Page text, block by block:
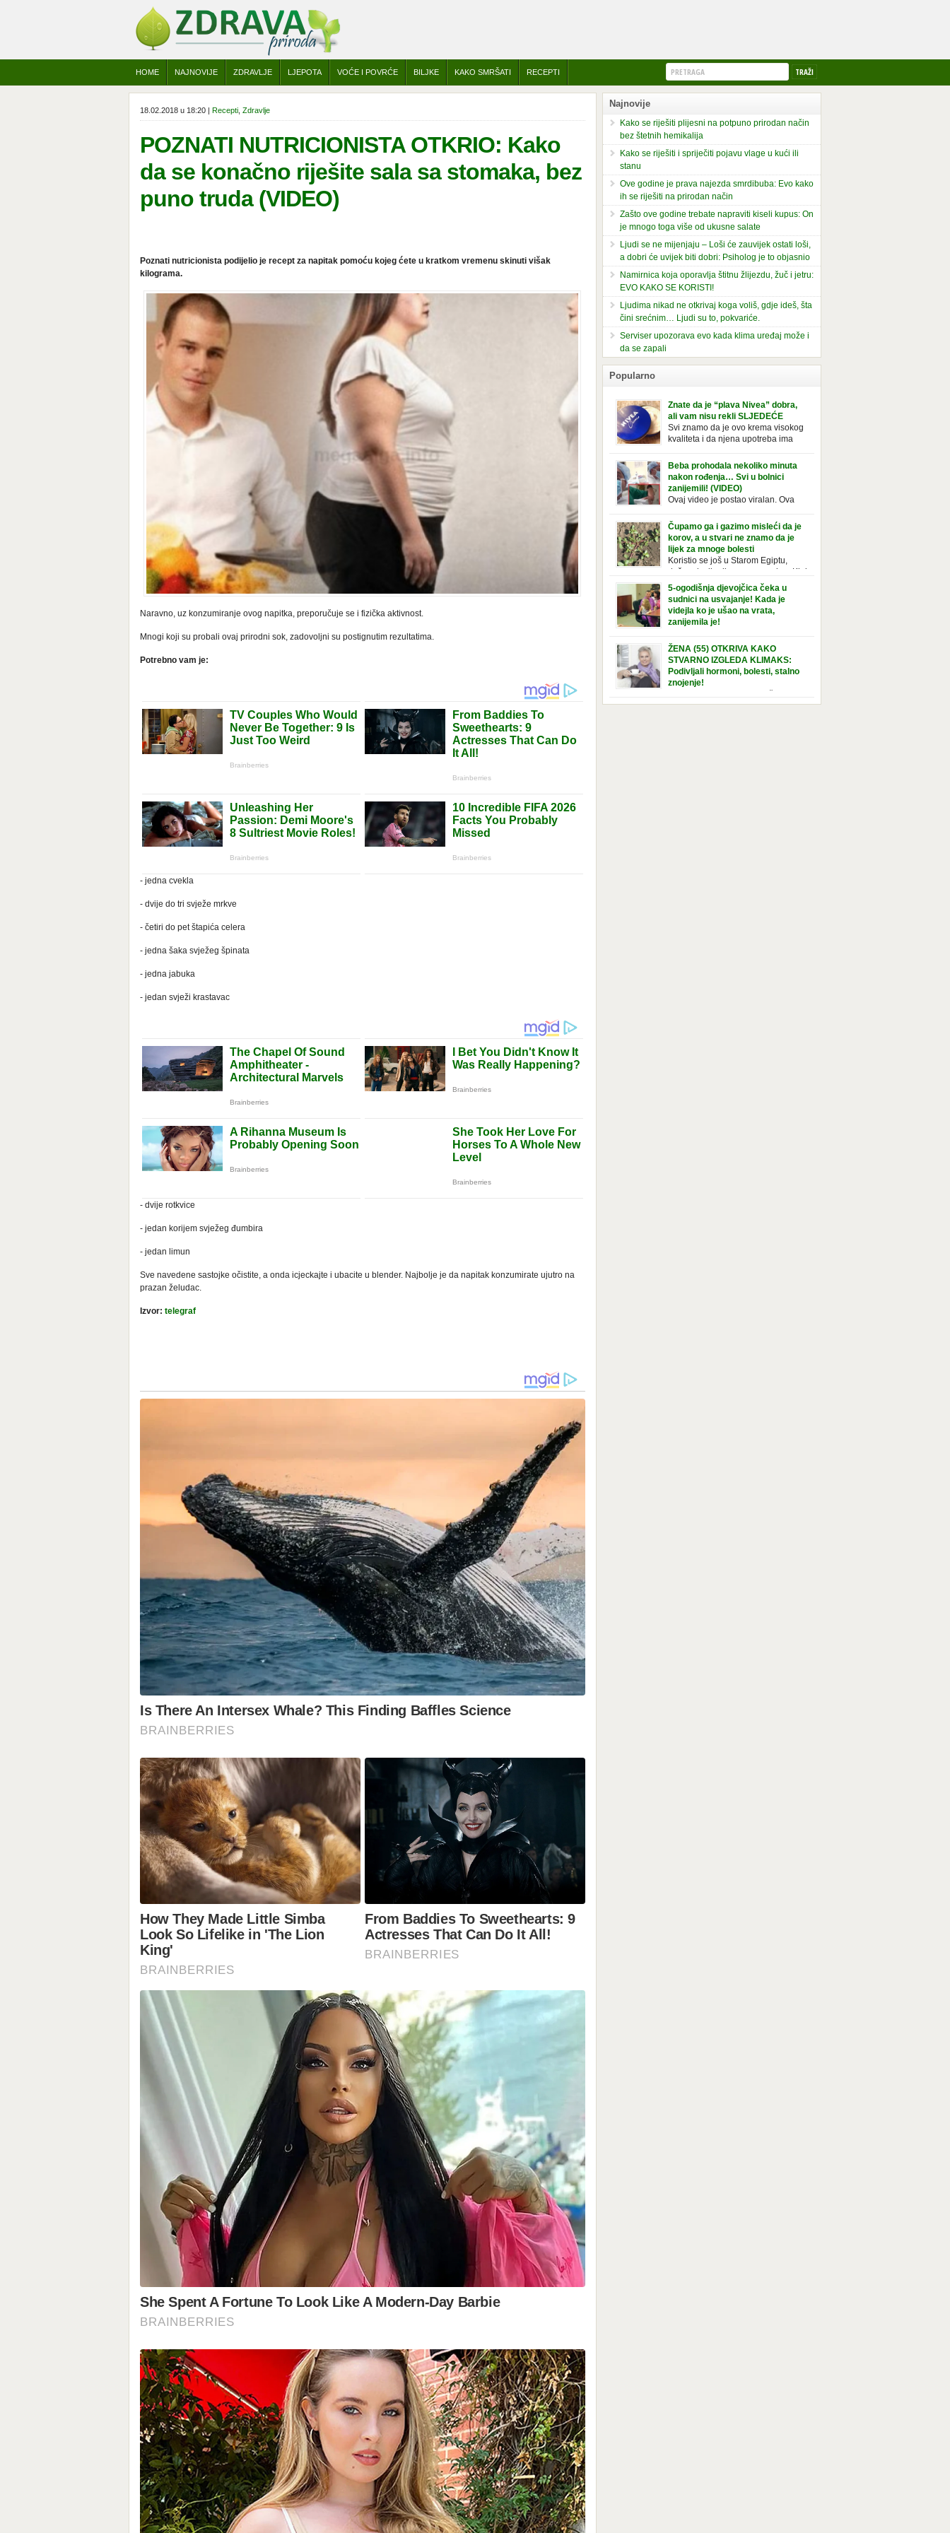
HOME NAJNOVIJE ZDRAVLJE LJEPOTA VOĆE I POVRĆE BILJKE KAKO SMRŠATI RECEPTI
18.02.2018 u 18:20 | Recepti Zdravlje
POZNATI NUTRICIONISTA OTKRIO: Kako
da se konačno riješite sala sa stomaka, bez
puno truda (VIDEO)
Poznati nutricionista podijelio je recept za napitak pomoću kojeg ćete u kratkom vremenu skinuti višak
kilograma.
Naravno, uz konzumiranje ovog napitka, preporučuje se i fizička aktivnost.
Mnogi koji su probali ovaj prirodni sok, zadovoljni su postignutim rezultatima.
Potrebno vam je:
- jedna cvekla
- dvije do tri svježe mrkve
- četiri do pet štapića celera
- jedna šaka svježeg špinata
- jedna jabuka
- jedan svježi krastavac
- dvije rotkvice
- jedan korijem svježeg đumbira
- jedan limun
Sve navedene sastojke očistite, a onda icjeckajte i ubacite u blender. Najbolje je da napitak konzumirate ujutro na
prazan želudac.
Izvor: telegraf
Najnovije
Kako se riješiti plijesni na potpuno prirodan način
bez štetnih hemikalija
Kako se riješiti i spriječiti pojavu vlage u kući ili
stanu
Ove godine je prava najezda smrdibuba: Evo kako
ih se riješiti na prirodan način
Zašto ove godine trebate napraviti kiseli kupus: On
je mnogo toga više od ukusne salate
Ljudi se ne mijenjaju – Loši će zauvijek ostati loši,
a dobri će uvijek biti dobri: Psiholog je to objasnio
Namirnica koja oporavlja štitnu žlijezdu, žuč i jetru:
EVO KAKO SE KORISTI!
Ljudima nikad ne otkrivaj koga voliš, gdje ideš, šta
čini srećnim… Ljudi su to, pokvariće.
Serviser upozorava evo kada klima uređaj može i
da se zapali
Popularno
Znate da je “plava Nivea” dobra,
ali vam nisu rekli SLJEDEĆE
Svi znamo da je ovo krema visokog
kvaliteta i da njena upotreba ima
sljedeće o njoj. Nivea krema u klasičnoj, plavoj
kutiji, prepoznatljivog mirisa i jednostavne
formule, jeste nezamenljiv inventar u kupatilima i
muškaraca i žena. Mnogi ljudi se ne odvajaju od
nje, pa je čak nose sa […]
Beba prohodala nekoliko minuta
nakon rođenja… Svi u bolnici
zanijemili! (VIDEO)
Ovaj video je postao viralan. Ova
korake. To je mnoge nasmijalo. Ovaj video je baš
neobičan. Ne viđamo baš često ovakve korake
kod novorođenih beba. Video je snimila babica,
pregledalo ga je preko 80 miliona ljudi. Ove
babice su ostale u čudu nakon što su vidjeli kako
Čupamo ga i gazimo misleći da je
korov, a u stvari ne znamo da je
lijek za mnoge bolesti
Koristio se još u Starom Egiptu,
duže od milenijuma se uzgaja u Kini
i Indiji, Francuzi od njega prave različita
tradicionalna jela i čorbe… Jedino mi gazimo po
njemu, čupamo ga i bacamo kao korov! Tušt je
jednogodišnji, ali vrlo uporan “korov” koji, ka­da
nam se jednom nastani u bašti ili dvorištu, teško
5-ogodišnja djevojčica čeka u
sudnici na usvajanje! Kada je
videjla ko je ušao na vrata,
zanijemila je!
zbrinuta u hraniteljskoj porodici. Sada, u svojoj 5.
godini, dočekala je momenat usvajanja, kada će
dobiti novu, stalnu porodicu. Ovaj dan je bio
veoma poseban za djevojčicu i njenu novu
porodicu, ali je uskoro postao još čarobniji,
ŽENA (55) OTKRIVA KAKO
STVARNO IZGLEDA KLIMAKS:
Podivljali hormoni, bolesti, stalno
znojenje!
“Bila sam slomljena, naslušala sam
se o tome da ću uskoro izgledati kao da imam